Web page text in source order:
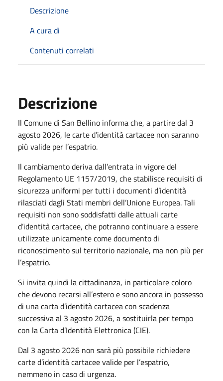
Descrizione
A cura di
Contenuti correlati
Descrizione
Il Comune di San Bellino informa che, a partire dal 3
agosto 2026, le carte d’identità cartacee non saranno
più valide per l’espatrio.
Il cambiamento deriva dall’entrata in vigore del
Regolamento UE 1157/2019, che stabilisce requisiti di
sicurezza uniformi per tutti i documenti d’identità
rilasciati dagli Stati membri dell’Unione Europea. Tali
requisiti non sono soddisfatti dalle attuali carte
d’identità cartacee, che potranno continuare a essere
utilizzate unicamente come documento di
riconoscimento sul territorio nazionale, ma non più per
l’espatrio.
Si invita quindi la cittadinanza, in particolare coloro
che devono recarsi all’estero e sono ancora in possesso
di una carta d’identità cartacea con scadenza
successiva al 3 agosto 2026, a sostituirla per tempo
con la Carta d’Identità Elettronica (CIE).
Dal 3 agosto 2026 non sarà più possibile richiedere
carte d’identità cartacee valide per l’espatrio,
nemmeno in caso di urgenza.